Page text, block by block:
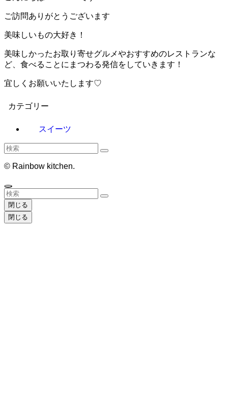
ご訪問ありがとうございます
美味しいもの大好き！
美味しかったお取り寄せグルメやおすすめのレストランな
ど、食べることにまつわる発信をしていきます！
宜しくお願いいたします♡
カテゴリー
スイーツ
© Rainbow kitchen.
閉じる
閉じる